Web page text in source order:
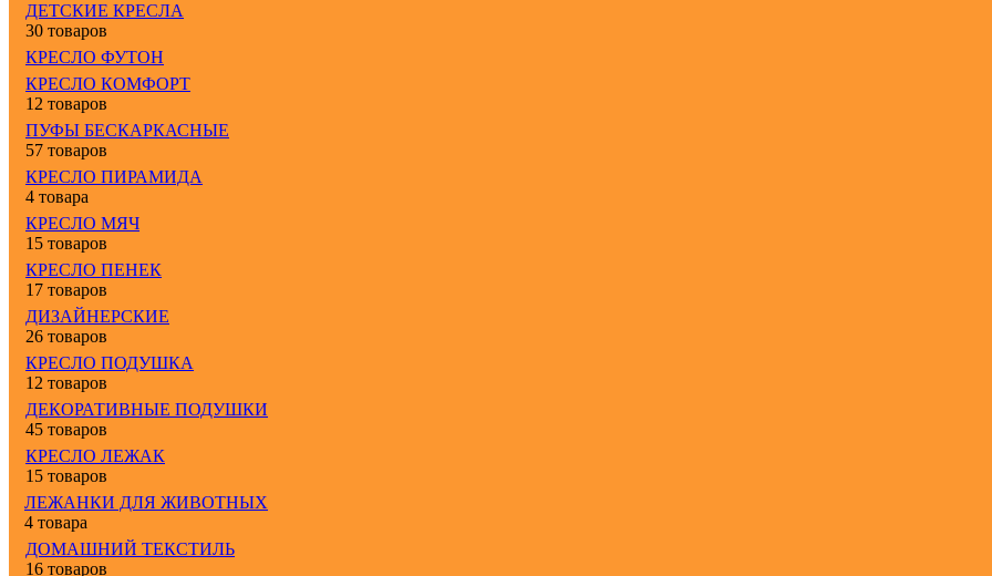
ДЕТСКИЕ КРЕСЛА
30 товаров
КРЕСЛО ФУТОН
КРЕСЛО КОМФОРТ
12 товаров
ПУФЫ БЕСКАРКАСНЫЕ
57 товаров
КРЕСЛО ПИРАМИДА
4 товара
КРЕСЛО МЯЧ
15 товаров
КРЕСЛО ПЕНЕК
17 товаров
ДИЗАЙНЕРСКИЕ
26 товаров
КРЕСЛО ПОДУШКА
12 товаров
ДЕКОРАТИВНЫЕ ПОДУШКИ
45 товаров
КРЕСЛО ЛЕЖАК
15 товаров
ЛЕЖАНКИ ДЛЯ ЖИВОТНЫХ
4 товара
ДОМАШНИЙ ТЕКСТИЛЬ
16 товаров